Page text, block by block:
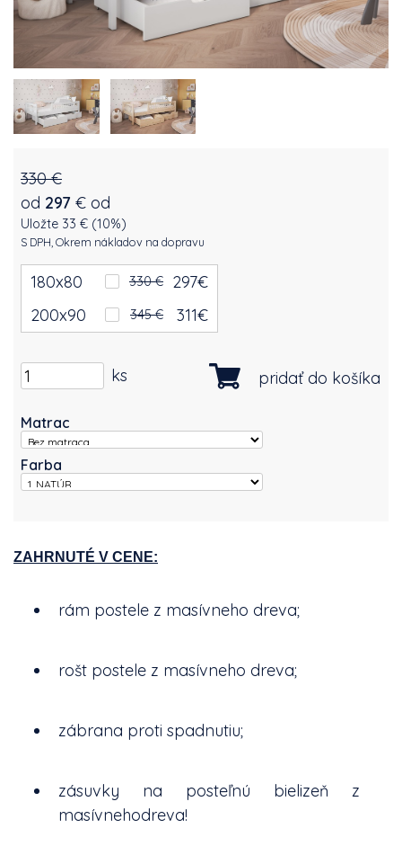
330 €
od 297 € od
Uložte 33 € (10%)
S DPH, Okrem nákladov na dopravu
180x80 330 € 297€
200x90
345 € 311€
ks pridať do košíka
Matrac
Farba
ZAHRNUTÉ V CENE:
rám postele z masívneho dreva;
rošt postele z masívneho dreva;
zábrana proti spadnutiu;
zásuvky na posteľnú bielizeň z
masívnehodreva!